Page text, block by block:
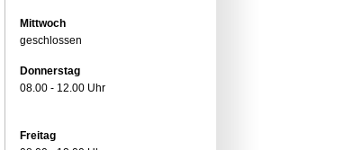
Mittwoch
geschlossen
Donnerstag
08.00 - 12.00 Uhr
Freitag